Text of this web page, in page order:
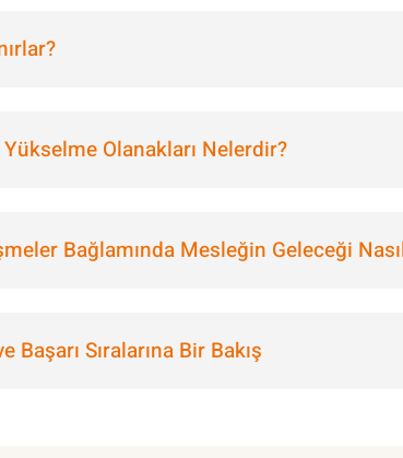
Olanakları Nelerdir?
Bağlamında Mesleğin Geleceği
Sıralarına Bir Bakış